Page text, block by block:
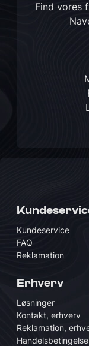
Find vores
Kundeservice
FAQ
Reklamation
Erhverv
Løsninger
Kontakt, erhverv
Reklamation,